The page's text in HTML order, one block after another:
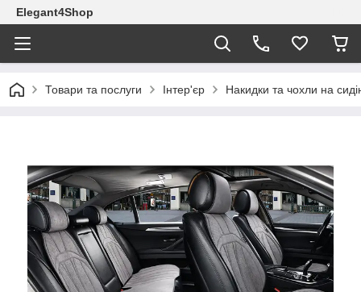
Elegant4Shop
Товари та послуги Інтер'єр Накидки та чохли на